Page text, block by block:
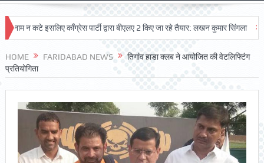
न कटे इसलिए काँग्रेस पार्टी द्वारा बीएलए 2 किए जा रहे तैयार: लखन कुमार सिंगला
HOME FARIDABAD NEWS
तिगांव हाडा क्लब ने आयोजित की वेटलिफ्टिंग
प्रतियोगिता